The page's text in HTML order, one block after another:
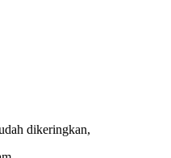
dikeringkan,